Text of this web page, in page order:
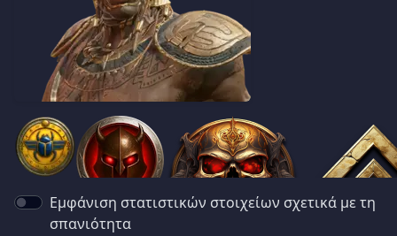
Εμφάνιση στατιστικών στοιχείων σχετικά με τη
σπανιότητα